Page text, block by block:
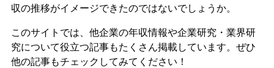
収の推移がイメージできたのではないでしょうか。
このサイトでは、他企業の年収情報や企業研究・業界研
究について役立つ記事もたくさん掲載しています。ぜひ
他の記事もチェックしてみてください！